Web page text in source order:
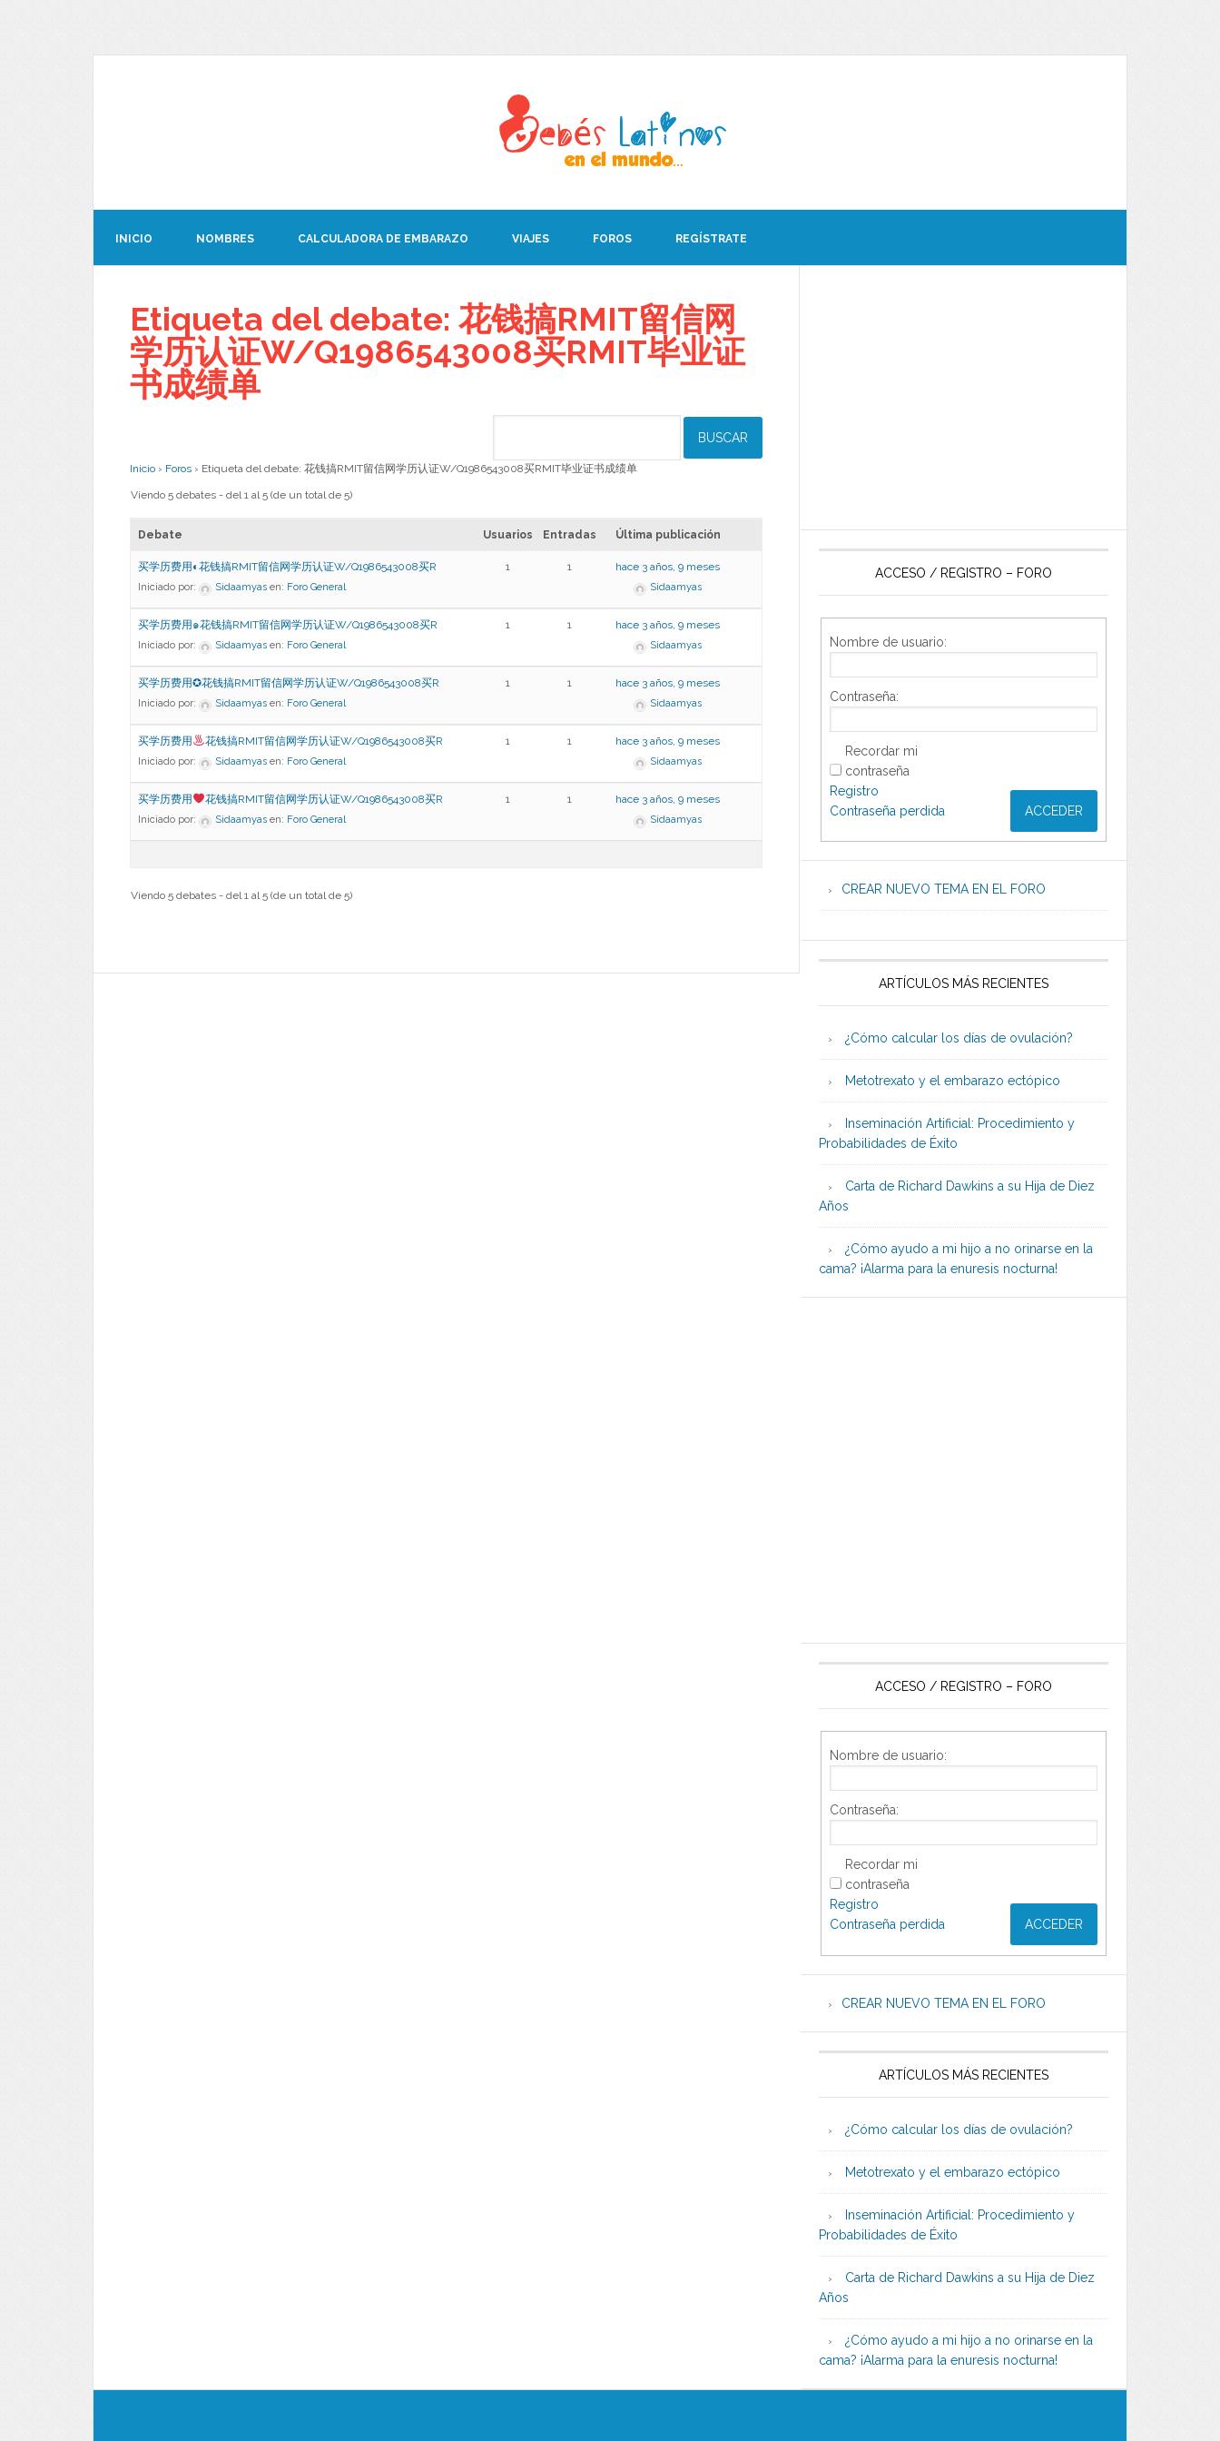
INICIO NOMBRES CALCULADORA DE EMBARAZO VIAJES FOROS REGÍSTRATE
Etiqueta del debate: 花钱搞RMIT留信网
学历认证W/Q1986543008买RMIT毕业证
书成绩单
Inicio › Foros › Etiqueta del debate: 花钱搞RMIT留信网学历认证W/Q1986543008买RMIT毕业证书成绩单
Viendo 5 debates - del 1 al 5 (de un total de 5)
Debate Usuarios Entradas Última publicación
买学历费用◐花钱搞RMIT留信网学历认证W/Q1986543008买R
Iniciado por: Sidaamyas en: Foro General
1 1 hace 3 años, 9 meses
Sidaamyas
买学历费用๑花钱搞RMIT留信网学历认证W/Q1986543008买R
Iniciado por: Sidaamyas en: Foro General
1 1 hace 3 años, 9 meses
Sidaamyas
买学历费用✪花钱搞RMIT留信网学历认证W/Q1986543008买R
Iniciado por: Sidaamyas en: Foro General
1 1 hace 3 años, 9 meses
Sidaamyas
买学历费用 花钱搞RMIT留信网学历认证W/Q1986543008买R
Iniciado por: Sidaamyas en: Foro General
1 1 hace 3 años, 9 meses
Sidaamyas
买学历费用 花钱搞RMIT留信网学历认证W/Q1986543008买R
Iniciado por: Sidaamyas en: Foro General
1 1 hace 3 años, 9 meses
Sidaamyas
Viendo 5 debates - del 1 al 5 (de un total de 5)
ACCESO / REGISTRO – FORO
Nombre de usuario:
Contraseña:
Recordar mi
contraseña
ACCEDER
Registro
Contraseña perdida
CREAR NUEVO TEMA EN EL FORO
ARTÍCULOS MÁS RECIENTES
¿Cómo calcular los días de ovulación?
Metotrexato y el embarazo ectópico
Inseminación Artificial: Procedimiento y
Probabilidades de Éxito
Carta de Richard Dawkins a su Hija de Diez
Años
¿Cómo ayudo a mi hijo a no orinarse en la
cama? ¡Alarma para la enuresis nocturna!
ACCESO / REGISTRO – FORO
Nombre de usuario:
Contraseña:
Recordar mi
contraseña
ACCEDER
Registro
Contraseña perdida
CREAR NUEVO TEMA EN EL FORO
ARTÍCULOS MÁS RECIENTES
¿Cómo calcular los días de ovulación?
Metotrexato y el embarazo ectópico
Inseminación Artificial: Procedimiento y
Probabilidades de Éxito
Carta de Richard Dawkins a su Hija de Diez
Años
¿Cómo ayudo a mi hijo a no orinarse en la
cama? ¡Alarma para la enuresis nocturna!